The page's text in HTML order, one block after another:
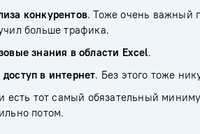
конкурентов. Тоже очень важный
больше трафика.
знания в области Excel.
в интернет. Без этого тоже
есть тот самый обязательный
потом.